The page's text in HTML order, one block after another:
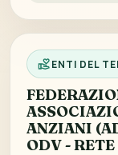
ENTI DEL
ANZIANI
ODV -